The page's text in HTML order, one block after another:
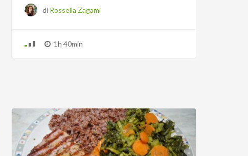
di Rossella Zagami
1h 40min